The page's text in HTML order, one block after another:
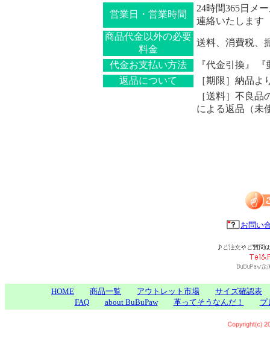
営業日・営業時間
24時間365日メ
連絡いたします
商品代金以外の必要
料金
送料、消費税、
代金お支払い方法
『代金引換』
返品について
［期限］納品
［送料］不良
による返品（未
お問い
HOME 商品一覧 アウトレット市場
サイズ確認表
FAQ
about BuBuPaw 革ってそうなんだ！ プ